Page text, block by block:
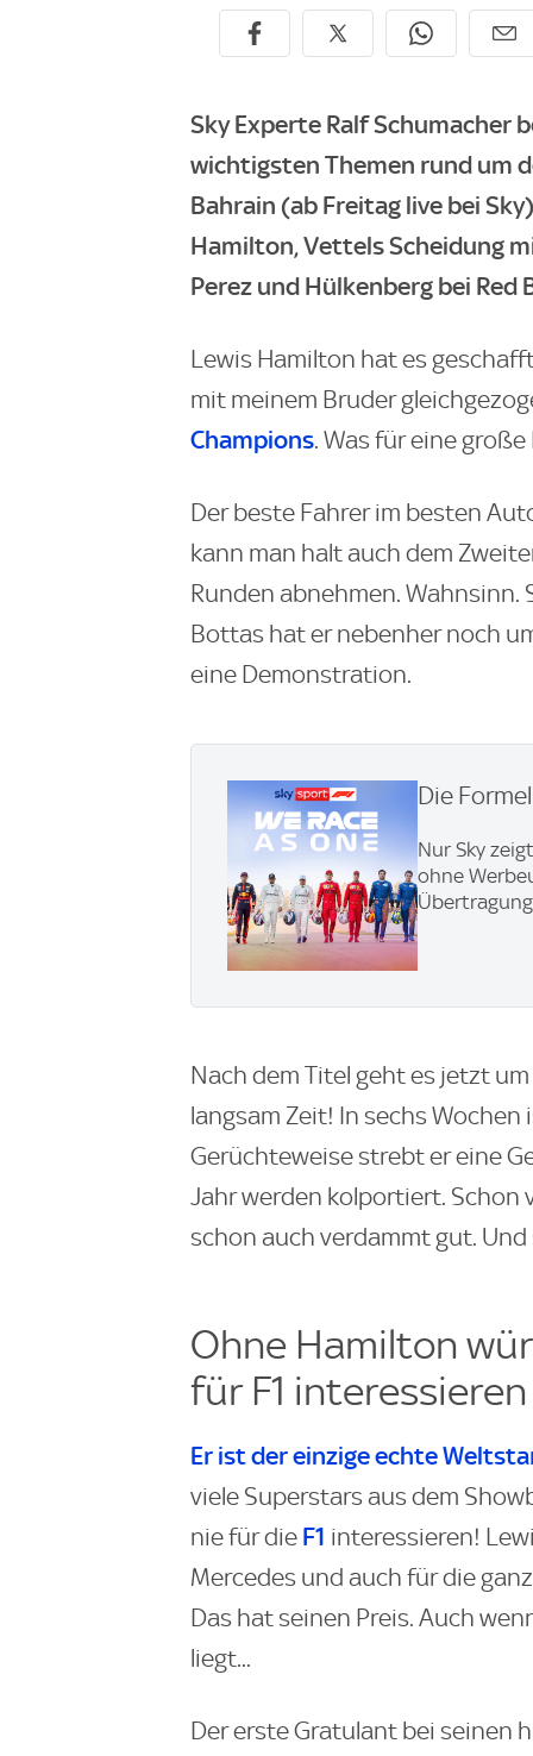
Sky Experte Ralf Schumacher
wichtigsten Themen rund um
Bahrain (ab Freitag live bei
Hamilton, Vettels Scheidung
Perez und Hülkenberg bei Red
Lewis Hamilton hat es
mit meinem Bruder
Champions. Was für eine
Der beste Fahrer im besten
kann man halt auch dem
Runden abnehmen. Wahnsinn.
Bottas hat er nebenher noch
eine Demonstration.
Die
Nur Sky
ohne
Nach dem Titel geht es jetzt
langsam Zeit! In sechs
Gerüchteweise strebt er eine
Jahr werden kolportiert. Schon
schon auch verdammt gut.
Ohne Hamilton
für F1 interessieren
Er ist der einzige echte
viele Superstars aus dem
nie für die F1 interessieren!
Mercedes und auch für die
Das hat seinen Preis. Auch
liegt...
Der erste Gratulant bei seinen